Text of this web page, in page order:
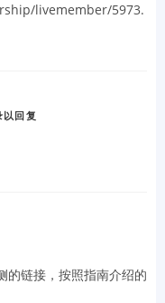
livemember/5973.
以回复
的链接，按照指南介绍的